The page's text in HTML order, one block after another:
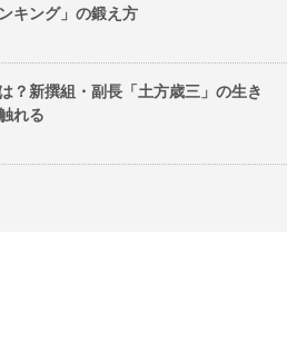
キング」の鍛え方
？新撰組・副長「土方歳三」の生き
れる